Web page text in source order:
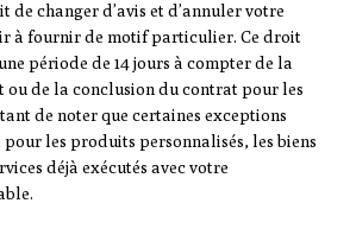
de changer d’avis et d’annuler votre
à fournir de motif particulier. Ce droit
période de 14 jours à compter de la
de la conclusion du contrat pour les
de noter que certaines exceptions
les produits personnalisés, les biens
déjà exécutés avec votre